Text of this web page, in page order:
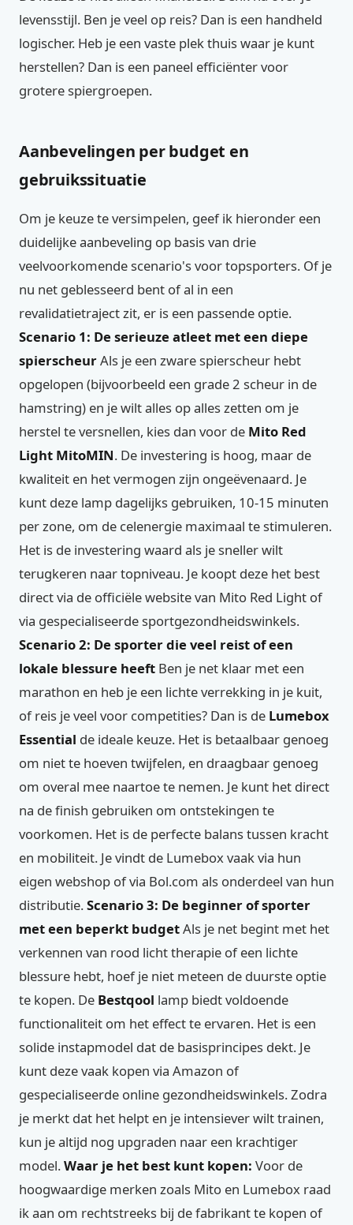
levensstijl. Ben je veel op reis? Dan is een handheld
logischer. Heb je een vaste plek thuis waar je kunt
herstellen? Dan is een paneel efficiënter voor
grotere spiergroepen.
Aanbevelingen per budget en
gebruikssituatie
Om je keuze te versimpelen, geef ik hieronder een
duidelijke aanbeveling op basis van drie
veelvoorkomende scenario's voor topsporters. Of je
nu net geblesseerd bent of al in een
revalidatietraject zit, er is een passende optie.
Scenario 1: De serieuze atleet met een diepe
spierscheurAls je een zware spierscheur hebt
opgelopen (bijvoorbeeld een grade 2 scheur in de
hamstring) en je wilt alles op alles zetten om je
herstel te versnellen, kies dan voor de Mito Red
Light MitoMIN. De investering is hoog, maar de
kwaliteit en het vermogen zijn ongeëvenaard. Je
kunt deze lamp dagelijks gebruiken, 10-15 minuten
per zone, om de celenergie maximaal te stimuleren.
Het is de investering waard als je sneller wilt
terugkeren naar topniveau. Je koopt deze het best
direct via de officiële website van Mito Red Light of
via gespecialiseerde sportgezondheidswinkels.
Scenario 2: De sporter die veel reist of een
lokale blessure heeft Ben je net klaar met een
marathon en heb je een lichte verrekking in je kuit,
of reis je veel voor competities? Dan is de Lumebox
Essential de ideale keuze. Het is betaalbaar genoeg
om niet te hoeven twijfelen, en draagbaar genoeg
om overal mee naartoe te nemen. Je kunt het direct
na de finish gebruiken om ontstekingen te
voorkomen. Het is de perfecte balans tussen kracht
en mobiliteit. Je vindt de Lumebox vaak via hun
eigen webshop of via Bol.com als onderdeel van hun
distributie.Scenario 3: De beginner of sporter
met een beperkt budgetAls je net begint met het
verkennen van rood licht therapie of een lichte
blessure hebt, hoef je niet meteen de duurste optie
te kopen. De Bestqool lamp biedt voldoende
functionaliteit om het effect te ervaren. Het is een
solide instapmodel dat de basisprincipes dekt. Je
kunt deze vaak kopen via Amazon of
gespecialiseerde online gezondheidswinkels. Zodra
je merkt dat het helpt en je intensiever wilt trainen,
kun je altijd nog upgraden naar een krachtiger
model.Waar je het best kunt kopen: Voor de
hoogwaardige merken zoals Mito en Lumebox raad
ik aan om rechtstreeks bij de fabrikant te kopen of